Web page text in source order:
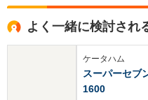
よく一緒に検討され
ケータハム
スーパーセブ
1600